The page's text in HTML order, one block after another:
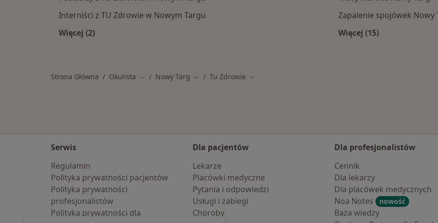
Interniści z TU Zdrowie w Nowym Targu
Więcej (2)
Zapalenie spojówek Nowy
Więcej (15)
Strona Główna Okulista Zmień miasto
Nowy Targ Zmień miasto
Tu Zdrowie Zmień miasto
Serwis
Regulamin
Polityka prywatności pacjentów
Polityka prywatności
profesjonalistów
Polityka prywatności dla
Dla pacjentów
Lekarze
Placówki medyczne
Pytania i odpowiedzi
Usługi i zabiegi
Choroby
Dla profesjonalistów
Cennik
Dla lekarzy
Dla placówek medycznych
Noa Notes
nowość
Baza wiedzy